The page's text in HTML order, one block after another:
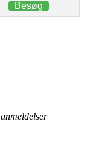
Besøg
anmeldelser